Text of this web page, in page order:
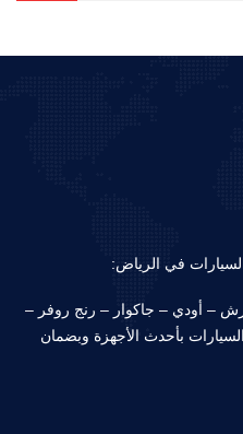
في الرياض:
– أودي – جاكوار – رنج روفر –
بأحدث الأجهزة وبضمان